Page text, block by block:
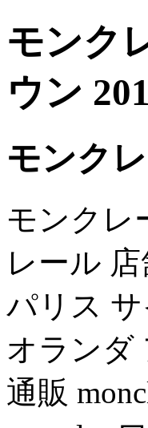
モンク
ウン
モンク
モンクレ
レール
パリス サ
オランダ
通販